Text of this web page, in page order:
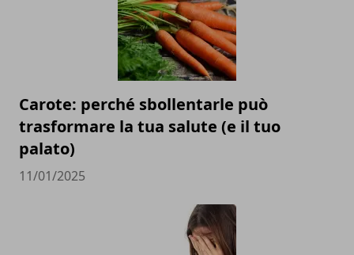
Carote: perché sbollentarle può
trasformare la tua salute (e il tuo
palato)
11/01/2025